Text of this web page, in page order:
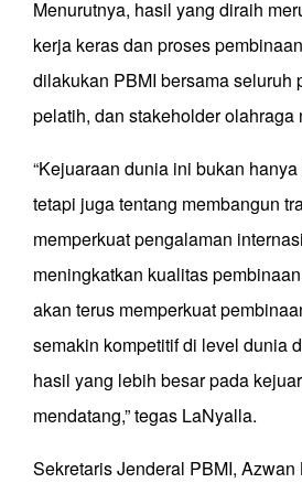
Menurutnya, hasil yang diraih
kerja keras dan proses
dilakukan PBMI bersama seluruh
pelatih, dan stakeholder olahraga
“Kejuaraan dunia ini bukan
tetapi juga tentang membangun
memperkuat pengalaman
meningkatkan kualitas
akan terus memperkuat
semakin kompetitif di level dunia
hasil yang lebih besar pada
mendatang,” tegas LaNyalla.
Sekretaris Jenderal PBMI, Azwan